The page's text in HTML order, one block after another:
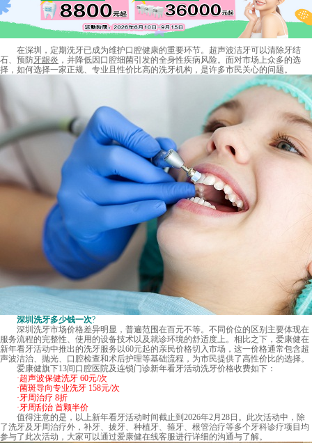
在深圳，定期洗牙已成为维护口腔健康的重要环节。超声波洁牙可以清除牙结
石、预防牙龈炎 ，并降低因口腔细菌引发的全身性疾病风险。面对市场上众多的选
择，如何选择一家正规、专业且性价比高的洗牙机构，是许多市民关心的问题。
深圳洗牙多少钱一次?
深圳洗牙市场价格差异明显，普遍范围在百元不等。不同价位的区别主要体现在
服务流程的完整性、使用的设备技术以及就诊环境的舒适度上。相比之下，爱康健在
新年看牙活动中推出的洗牙服务以60元起的亲民价格切入市场，这一价格通常包含超
声波洁治、抛光、口腔检查和术后护理等基础流程，为市民提供了高性价比的选择。
爱康健旗下13间口腔医院及连锁门诊新年看牙活动洗牙价格收费如下：
·超声波保健洗牙 60元/次
·菌斑导向专业洗牙 158元/次
·牙周治疗 8折
·牙周刮治 首颗半价
值得注意的是，以上新年看牙活动时间截止到2026年2月28日。此次活动中，除
了洗牙及牙周治疗外，补牙、拔牙、种植牙、箍牙、根管治疗等多个牙科诊疗项目均
参与了此次活动，大家可以通过爱康健在线客服进行详细的沟通与了解。